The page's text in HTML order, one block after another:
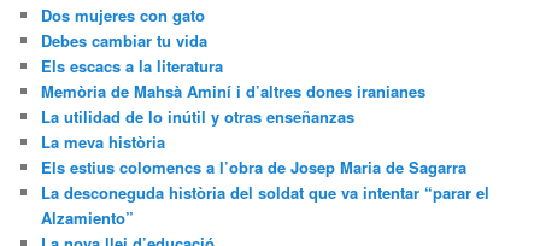
Dos mujeres con gato
Debes cambiar tu vida
Els escacs a la literatura
Memòria de Mahsà Aminí i d’altres dones iranianes
La utilidad de lo inútil y otras enseñanzas
La meva història
Els estius colomencs a l’obra de Josep Maria de Sagarra
La desconeguda història del soldat que va intentar “parar el
Alzamiento”